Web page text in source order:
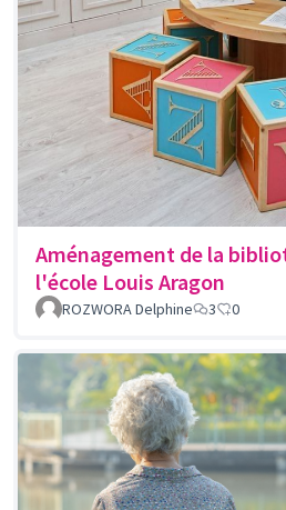
Aménagement de la
l'école Louis Aragon
ROZWORA Delphine 3 0